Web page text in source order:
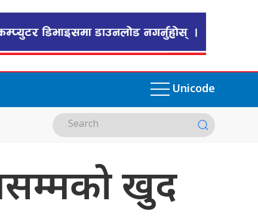
Unicode
खुद